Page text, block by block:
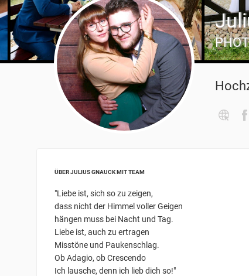
ÜBER JULIUS GNAUCK MIT TEAM
"Liebe ist, sich so zu zeigen,
dass nicht der Himmel voller Geigen
hängen muss bei Nacht und Tag.
Liebe ist, auch zu ertragen
Misstöne und Paukenschlag.
Ob Adagio, ob Crescendo
Ich lausche, denn ich lieb dich so!"